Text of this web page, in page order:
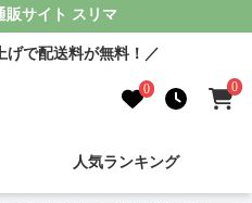
販サイト スリマ
げで配送料が無料！／
0 0
人気ランキング